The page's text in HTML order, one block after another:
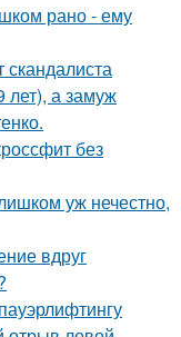
рано - ему
лет), а замуж
без
уж нечестно,
вдруг